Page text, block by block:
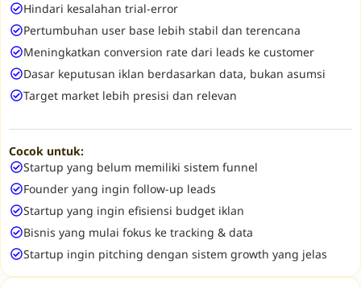
Hindari kesalahan trial-error
Pertumbuhan user base lebih stabil dan terencana
Meningkatkan conversion rate dari leads ke customer
Dasar keputusan iklan berdasarkan data, bukan asumsi
Target market lebih presisi dan relevan
Cocok untuk:
Startup yang belum memiliki sistem funnel
Founder yang ingin follow-up leads
Startup yang ingin efisiensi budget iklan
Bisnis yang mulai fokus ke tracking & data
Startup ingin pitching dengan sistem growth yang jelas